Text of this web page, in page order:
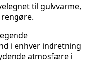
til gulvvarme,
i enhver indretning
atmosfære i